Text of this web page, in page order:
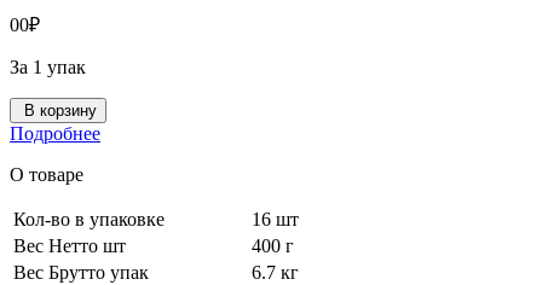
00₽
За 1 упак
В корзину
Подробнее
О товаре
Кол-во в упаковке
16 шт
Вес Нетто шт
400 г
Вес Брутто упак
6.7 кг